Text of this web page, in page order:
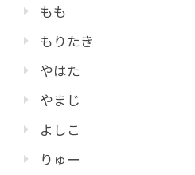
もも
もりたき
やはた
やまじ
よしこ
りゅー